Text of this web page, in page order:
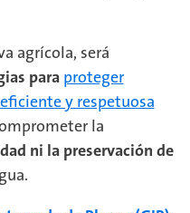
agrícola, será
para proteger
y respetuosa
la
ni la preservación de